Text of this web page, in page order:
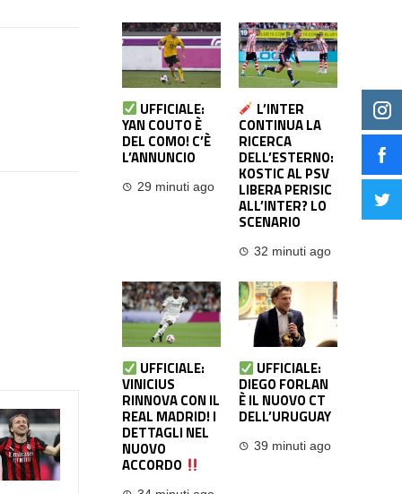
UFFICIALE:
YAN COUTO È
DEL COMO! C’È
L’ANNUNCIO
29 minuti ago
L’INTER
CONTINUA LA
RICERCA
DELL’ESTERNO:
KOSTIC AL PSV
LIBERA PERISIC
ALL’INTER? LO
SCENARIO
32 minuti ago
UFFICIALE:
VINICIUS
RINNOVA CON IL
REAL MADRID! I
DETTAGLI NEL
NUOVO
ACCORDO
UFFICIALE:
DIEGO FORLAN
È IL NUOVO CT
DELL’URUGUAY
39 minuti ago